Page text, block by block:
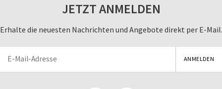
JETZT ANMELDEN
Erhalte die neuesten Nachrichten und Angebote direkt per E-Mail.